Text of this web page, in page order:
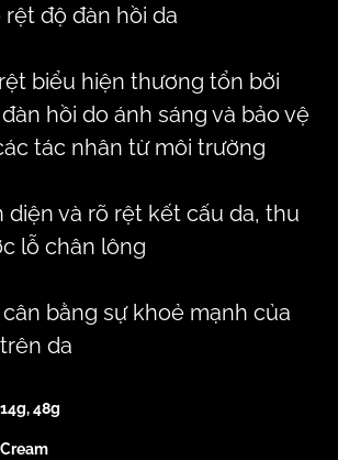
rệt độ đàn hồi da
biểu hiện thương tổn bởi
hồi do ánh sáng và bảo vệ
tác nhân từ môi trường
diện và rõ rệt kết cấu da, thu
lỗ chân lông
cân bằng sự khoẻ mạnh của
da
14g, 48g
Cream